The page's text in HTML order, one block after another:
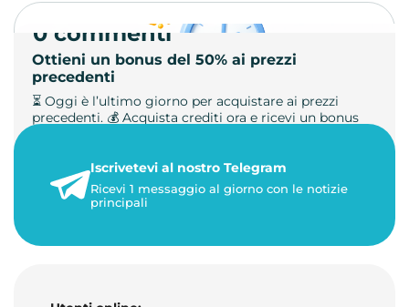
Ottieni un bonus del 50% ai prezzi
precedenti
⏳ Oggi è l’ultimo giorno per acquistare ai prezzi
precedenti. 💰 Acquista crediti ora e ricevi un bonus
23 maggio 2026
1 minuto di lettura
0 commenti
Iscrivetevi al nostro Telegram
Ricevi 1 messaggio al giorno con le notizie
principali